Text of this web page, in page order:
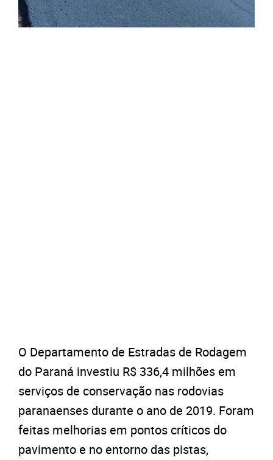
O Departamento de Estradas de Rodagem
do Paraná investiu R$ 336,4 milhões em
serviços de conservação nas rodovias
paranaenses durante o ano de 2019. Foram
feitas melhorias em pontos críticos do
pavimento e no entorno das pistas,